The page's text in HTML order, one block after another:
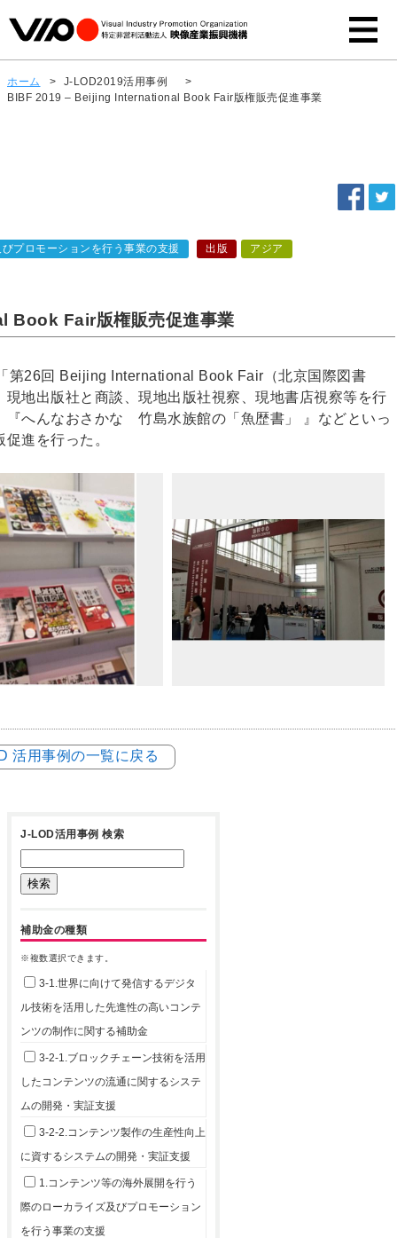
ホーム > J-LOD2019活用事例
>
BIBF 2019 – Beijing International Book Fair版権販売促進事業
プロモーションを行う事業の支援 出版 アジア
Fair版権販売促進事業
第26回 Beijing International Book Fair（北京国際図書
地出版社と商談、現地出版社視察、現地書店視察等を行
『へんなおさかな 竹島水族館の「魚歴書」 』などといっ
進を行った。
活用事例の一覧に戻る
J-LOD活用事例 検索
補助金の種類
※複数選択できます。
3-1.世界に向けて発信するデジタ
ル技術を活用した先進性の高いコンテ
ンツの制作に関する補助金
3-2-1.ブロックチェーン技術を活用
したコンテンツの流通に関するシステ
ムの開発・実証支援
3-2-2.コンテンツ製作の生産性向上
に資するシステムの開発・実証支援
1.コンテンツ等の海外展開を行う
際のローカライズ及びプロモーション
を行う事業の支援